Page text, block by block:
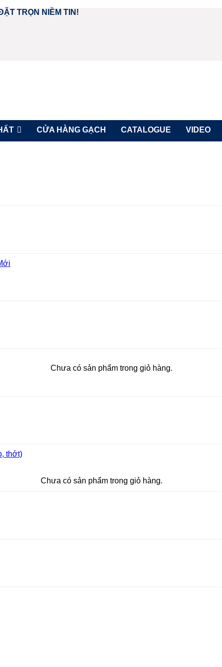
TRỌN NIỀM TIN!
Chưa có sản phẩm trong giỏ hàng.
Chưa có sản phẩm trong giỏ hàng.
CỬA HÀNG GẠCH CATALOGUE VIDEO
thớt)